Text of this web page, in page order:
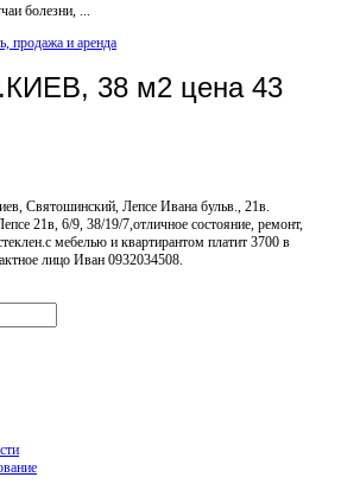
болезни, ...
продажа и аренда
38 м2 цена 43
Святошинский, Лепсе Ивана бульв., 21в.
21в, 6/9, 38/19/7,отличное состояние, ремонт,
мебелью и квартирантом платит 3700 в
лицо Иван 0932034508.